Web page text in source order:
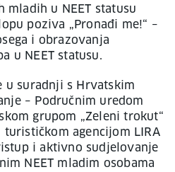
mladih u NEET statusu
poziva „Pronađi me!“ –
i obrazovanja
u NEET statusu.
u suradnji s Hrvatskim
– Područnim uredom
grupom „Zeleni trokut“
agencijom LIRA
i aktivno sudjelovanje
NEET mladim osobama